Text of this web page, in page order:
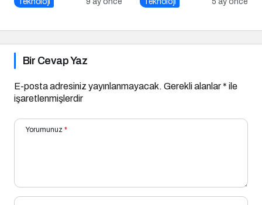
Bir Cevap Yaz
E-posta adresiniz yayınlanmayacak. Gerekli alanlar* ile
işaretlenmişlerdir
Yorumunuz *